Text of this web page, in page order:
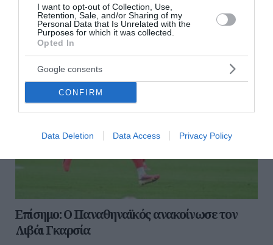
I want to opt-out of Collection, Use,
Retention, Sale, and/or Sharing of my
Personal Data that Is Unrelated with the
Purposes for which it was collected.
Opted In
Google consents
CONFIRM
Data Deletion Data Access Privacy Policy
Επίσημο: Ο Παναθηναϊκός ανακοίνωσε τον
Λιβάι Γκαρσία